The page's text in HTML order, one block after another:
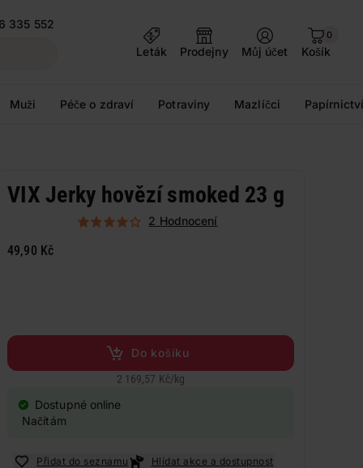
335 552
Leták
Prodejny Můj účet
0
Košík
Muži Péče o zdraví Potraviny Mazlíčci
VIX Jerky hovězí smoked 23 g
2 Hodnocení
49,90 Kč
Do košíku
2 169,57 Kč/kg
Dostupné online
Načítám
Přidat do seznamu Hlídat akce a dostupnost